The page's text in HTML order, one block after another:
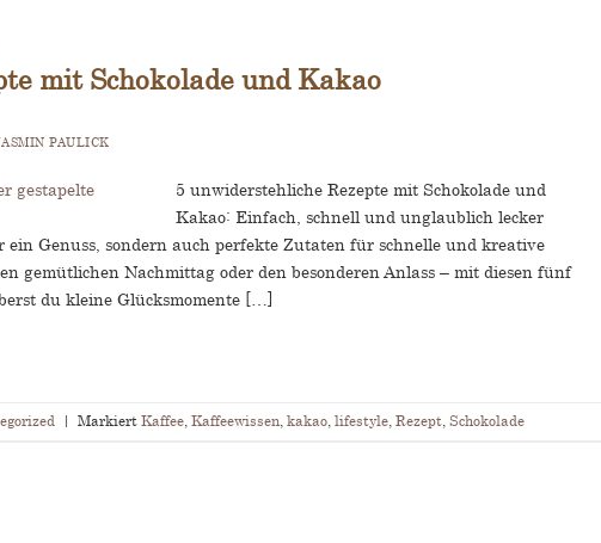
mit Schokolade und Kakao
PAULICK
5 unwiderstehliche Rezepte mit Schokolade und
Kakao: Einfach, schnell und unglaublich lecker
Genuss, sondern auch perfekte Zutaten für schnelle und kreative
gemütlichen Nachmittag oder den besonderen Anlass – mit diesen fünf
du kleine Glücksmomente […]
| Markiert Kaffee Kaffeewissen kakao lifestyle Rezept Schokolade